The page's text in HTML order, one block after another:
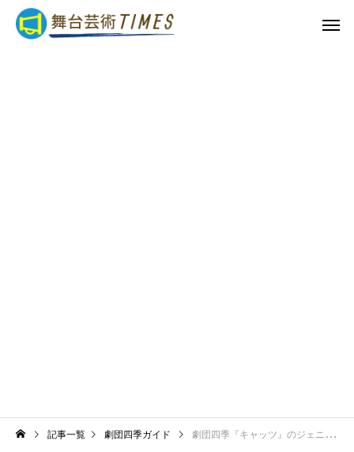
記事一覧 劇団四季ガイド 劇団四季『キャッツ』のジェニエニドッツとは？勤勉な猫の役柄と魅力に迫る